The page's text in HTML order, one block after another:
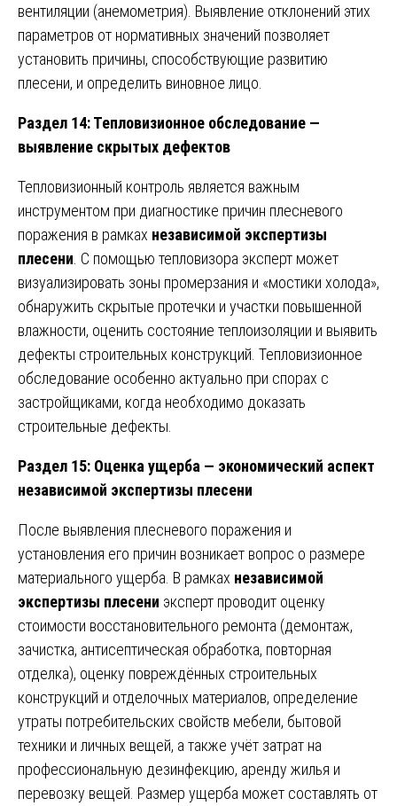
вентиляции (анемометрия). Выявление отклонений этих
параметров от нормативных значений позволяет
установить причины, способствующие развитию
плесени, и определить виновное лицо.
Раздел 14: Тепловизионное обследование —
выявление скрытых дефектов
Тепловизионный контроль является важным
инструментом при диагностике причин плесневого
поражения в рамках независимой экспертизы
плесени . С помощью тепловизора эксперт может
визуализировать зоны промерзания и «мостики холода»,
обнаружить скрытые протечки и участки повышенной
влажности, оценить состояние теплоизоляции и выявить
дефекты строительных конструкций. Тепловизионное
обследование особенно актуально при спорах с
застройщиками, когда необходимо доказать
строительные дефекты.
Раздел 15: Оценка ущерба — экономический аспект
независимой экспертизы плесени
После выявления плесневого поражения и
установления его причин возникает вопрос о размере
материального ущерба. В рамках независимой
экспертизы плесени эксперт проводит оценку
стоимости восстановительного ремонта (демонтаж,
зачистка, антисептическая обработка, повторная
отделка), оценку повреждённых строительных
конструкций и отделочных материалов, определение
утраты потребительских свойств мебели, бытовой
техники и личных вещей, а также учёт затрат на
профессиональную дезинфекцию, аренду жилья и
перевозку вещей. Размер ущерба может составлять от